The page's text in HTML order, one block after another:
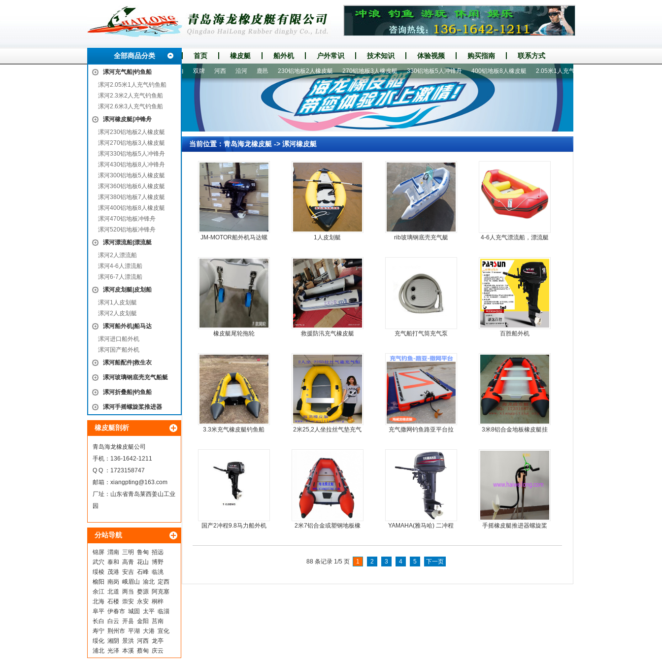
全部商品分类 首页 橡皮艇 船外机 户外常识 技术知识 体验视频 购买指南 联系方式
漯河充气船|钓鱼船
漯河2.05米1人充气钓鱼船
漯河2.3米2人充气钓鱼船
漯河2.6米3人充气钓鱼船
漯河橡皮艇|冲锋舟
漯河230铝地板2人橡皮艇
漯河270铝地板3人橡皮艇
漯河330铝地板5人冲锋舟
漯河430铝地板8人冲锋舟
漯河300铝地板5人橡皮艇
漯河360铝地板6人橡皮艇
漯河380铝地板7人橡皮艇
漯河400铝地板8人橡皮艇
漯河470铝地板冲锋舟
漯河520铝地板冲锋舟
漯河漂流船|漂流艇
漯河2人漂流船
漯河4-6人漂流船
漯河6-7人漂流船
漯河皮划艇|皮划船
漯河1人皮划艇
漯河2人皮划艇
漯河船外机|船马达
漯河进口船外机
漯河国产船外机
漯河船配件|救生衣
漯河玻璃钢底壳充气船艇
漯河折叠船|钓鱼船
漯河手摇螺旋桨推进器
橡皮艇剖析
青岛海龙橡皮艇公司
手机：136-1642-1211
Q Q ：1723158747
邮箱： xiangpting@163.com
厂址：山东省青岛莱西姜山工业
园
分站导航
锦屏 渭南 三明 鲁甸 招远
武穴 泰和 高青 花山 博野
绥棱 茂港 安吉 石峰 临洮
榆阳 南岗 峨眉山 渝北 定西
余江 北道 两当 婺源 阿克塞
北海 石楼 崇安 永安 桐梓
阜平 伊春市 城固 太平 临淄
长白
白云 开县 金阳 莒南
寿宁 荆州市 平湖 大港 宣化
绥化 湘阴 景洪 河西 龙亭
浦北 光泽 本溪 蔡甸 庆云
赤城 惠州 美兰 双牌 河西 沿河 鹿邑 230铝地板2人橡皮艇 270铝地板3人橡皮艇 330铝地板5人冲锋舟 400铝地板8人橡皮艇 2.05米1人充气钓鱼船
当前位置： 青岛海龙橡皮艇-> 漯河橡皮艇
JM-MOTOR船外机马达螺
1人皮划艇 rib玻璃钢底壳充气艇 4-6人充气漂流船，漂流艇
橡皮艇尾轮拖轮 救援防汛充气橡皮艇 充气船打气筒充气泵 百胜船外机
3.3米充气橡皮艇钓鱼船
2米25,2人坐拉丝气垫充气
充气撒网钓鱼路亚平台拉
3米8铝合金地板橡皮艇挂
国产2冲程9.8马力船外机
2米7铝合金或塑钢地板橡
YAMAHA(雅马哈) 二冲程
手摇橡皮艇推进器螺旋桨
88 条记录 1/5 页 1 2 3 4 5 下一页